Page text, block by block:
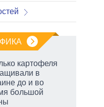
картофеля
в
до и во
большой